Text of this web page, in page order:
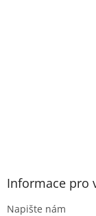
Informace pro
Napište nám